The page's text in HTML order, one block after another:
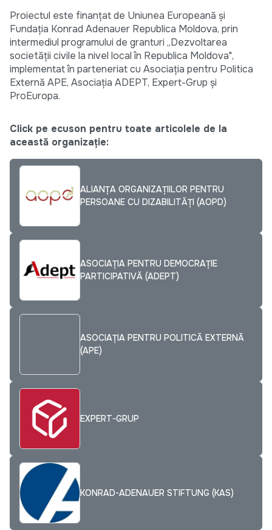
Proiectul este finanțat de Uniunea Europeană și
Fundația Konrad Adenauer Republica Moldova, prin
intermediul programului de granturi „Dezvoltarea
societății civile la nivel local în Republica Moldova",
implementat în parteneriat cu Asociația pentru Politica
Externă APE, Asociația ADEPT, Expert-Grup și
ProEuropa.
Click pe ecuson pentru toate articolele de la
această organizație:
ALIANȚA ORGANIZAȚIILOR PENTRU
PERSOANE CU DIZABILITĂȚI (AOPD)
ASOCIAŢIA PENTRU DEMOCRAŢIE
PARTICIPATIVĂ (ADEPT)
ASOCIAȚIA PENTRU POLITICĂ EXTERNĂ
(APE)
EXPERT-GRUP
KONRAD-ADENAUER STIFTUNG (KAS)